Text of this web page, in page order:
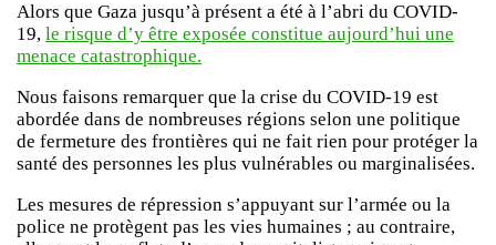
Alors que Gaza jusqu’à présent a été à l’abri du COVID-
19, le risque d’y être exposée constitue aujourd’hui une
menace catastrophique.
Nous faisons remarquer que la crise du COVID-19 est
abordée dans de nombreuses régions selon une politique
de fermeture des frontières qui ne fait rien pour protéger la
santé des personnes les plus vulnérables ou marginalisées.
Les mesures de répression s’appuyant sur l’armée ou la
police ne protègent pas les vies humaines ; au contraire,